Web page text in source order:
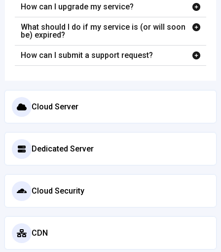
How can I upgrade my service?
What should I do if my service is (or will soon
be) expired?
How can I submit a support request?
Cloud Server
Dedicated Server
Cloud Security
CDN